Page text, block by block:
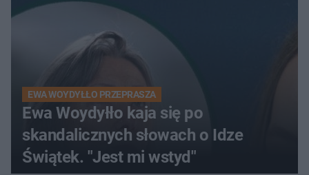
EWA WOYDYŁŁO PRZEPRASZA
Ewa Woydyłło kaja się po
skandalicznych słowach o Idze
Świątek. "Jest mi wstyd"